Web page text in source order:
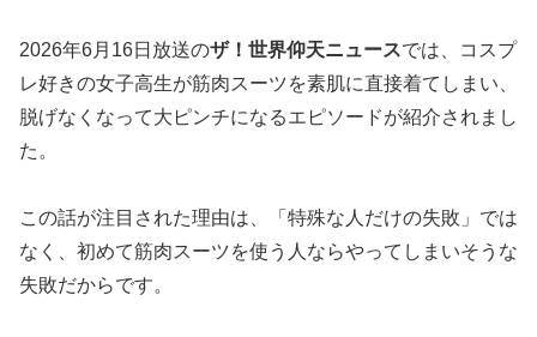
2026年6月16日放送のザ！世界仰天ニュースでは、コスプ
レ好きの女子高生が筋肉スーツを素肌に直接着てしまい、
脱げなくなって大ピンチになるエピソードが紹介されまし
た。
この話が注目された理由は、「特殊な人だけの失敗」では
なく、初めて筋肉スーツを使う人ならやってしまいそうな
失敗だからです。